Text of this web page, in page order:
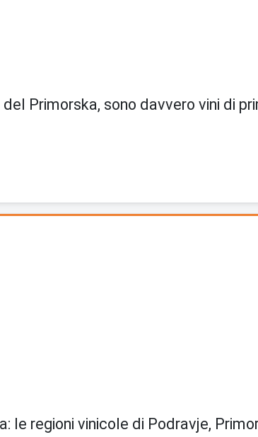
Primorska, sono davvero vini di
le regioni vinicole di Podravje,